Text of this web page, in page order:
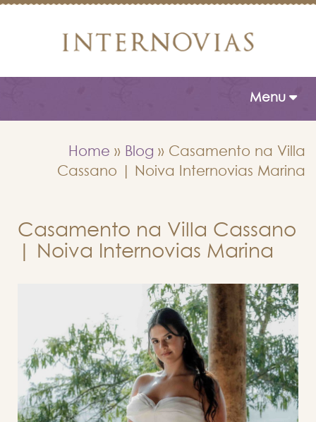
Toggle
Menu
Home » Blog » Casamento na Villa
Cassano | Noiva Internovias Marina
Casamento na Villa Cassano
| Noiva Internovias Marina